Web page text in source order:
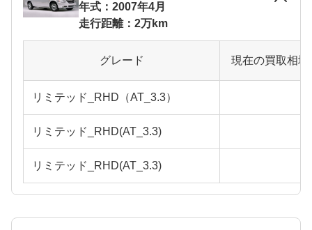
年式：2007年4月
走行距離：2万km
グレード 現在の買取相
リミテッド_RHD（AT_3.3）
リミテッド_RHD(AT_3.3)
リミテッド_RHD(AT_3.3)